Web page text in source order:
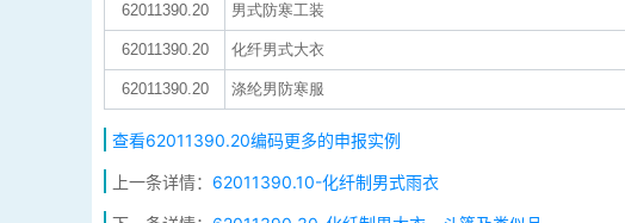
62011390.20 男式防寒工装
62011390.20 化纤男式大衣
62011390.20 涤纶男防寒服
查看62011390.20编码更多的申报实例
上一条详情： 62011390.10-化纤制男式雨衣